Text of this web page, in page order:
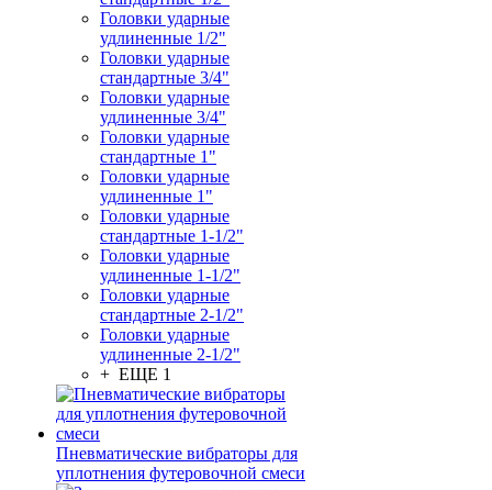
Головки ударные
удлиненные 1/2"
Головки ударные
стандартные 3/4"
Головки ударные
удлиненные 3/4"
Головки ударные
стандартные 1"
Головки ударные
удлиненные 1"
Головки ударные
стандартные 1-1/2"
Головки ударные
удлиненные 1-1/2"
Головки ударные
стандартные 2-1/2"
Головки ударные
удлиненные 2-1/2"
+ ЕЩЕ 1
Пневматические вибраторы для
уплотнения футеровочной смеси